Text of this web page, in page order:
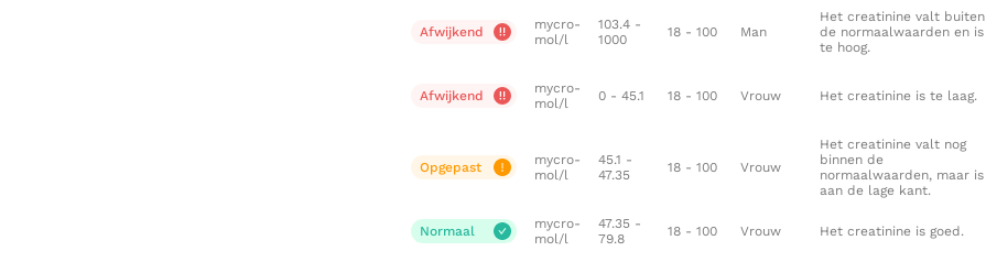
Afwijkend
mycro-
mol/l
103.4 -
1000
18 - 100 Man
Het creatinine valt buiten
de normaalwaarden en is
te hoog.
Afwijkend
mycro-
mol/l
0 - 45.1 18 - 100 Vrouw Het creatinine is te laag.
Opgepast
mycro-
mol/l
45.1 -
47.35
18 - 100 Vrouw
Het creatinine valt nog
binnen de
normaalwaarden, maar is
aan de lage kant.
Normaal
mycro-
mol/l
47.35 -
79.8
18 - 100 Vrouw Het creatinine is goed.